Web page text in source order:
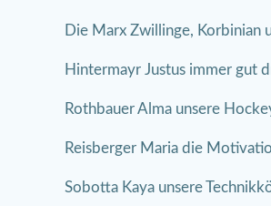
Die Marx Zwillinge, Korbinian
Hintermayr Justus immer gut
Rothbauer Alma unsere
Reisberger Maria die
Sobotta Kaya unsere